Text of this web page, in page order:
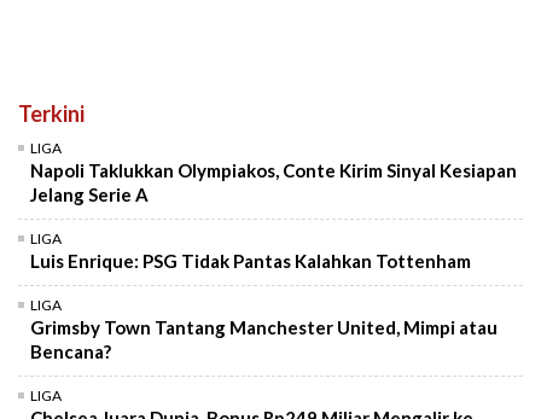
Terkini
LIGA
Napoli Taklukkan Olympiakos, Conte Kirim Sinyal Kesiapan
Jelang Serie A
LIGA
Luis Enrique: PSG Tidak Pantas Kalahkan Tottenham
LIGA
Grimsby Town Tantang Manchester United, Mimpi atau
Bencana?
LIGA